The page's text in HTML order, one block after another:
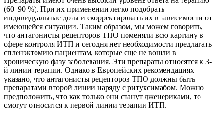
(60–90 %). При их применении легко подобрать
индивидуальные дозы и скорректировать их в зависимости от
имеющейся ситуации. Таким образом, мы можем говорить,
что антагонисты рецепторов ТПО поменяли всю картину в
сфере контроля ИТП и сегодня нет необходимости предлагать
спленэктомию пациентам, которые еще не вошли в
хроническую фазу заболевания. Эти препараты относятся к 3-
й линии терапии. Однако в Европейских рекомендациях
указано, что антагонисты рецепторов ТПО должны быть
препаратами второй линии наряду с ритуксимабом. Можно
предположить, что как только они станут дженериками, то
смогут относится к первой линии терапии ИТП.